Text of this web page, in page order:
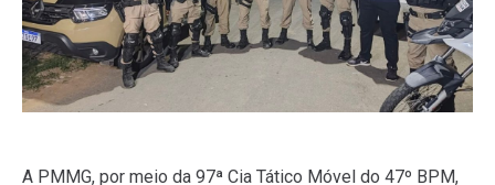
A PMMG, por meio da 97ª Cia Tático Móvel do 47º BPM,